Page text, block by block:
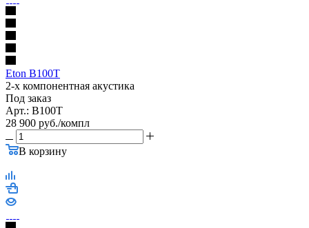
Eton B100T
2-х компонентная акустика
Под заказ
Арт.: B100T
28 900 руб./компл
В корзину